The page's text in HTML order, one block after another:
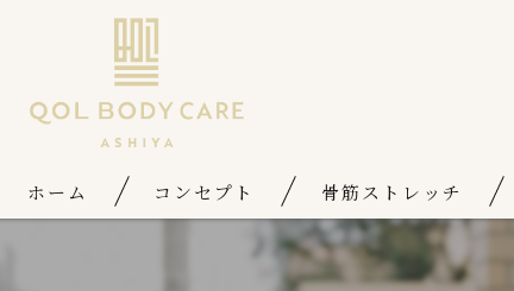
ホーム コンセプト 骨筋ストレッチ